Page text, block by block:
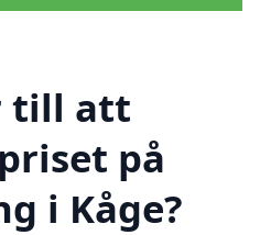
till att
på
i Kåge?